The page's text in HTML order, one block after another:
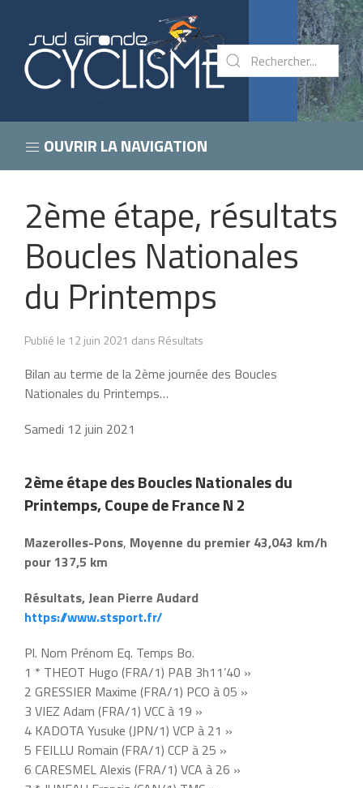
OUVRIR LA NAVIGATION
2ème étape, résultats
Boucles Nationales
du Printemps
Publié le 12 juin 2021 dans Résultats
Bilan au terme de la 2ème journée des Boucles
Nationales du Printemps…
Samedi 12 juin 2021
2ème étape des Boucles Nationales du
Printemps, Coupe de France N 2
Mazerolles-Pons, Moyenne du premier 43,043 km/h
pour 137,5 km
Résultats, Jean Pierre Audard
https://www.stsport.fr/
Pl. Nom Prénom Eq. Temps Bo.
1 * THEOT Hugo (FRA/1) PAB 3h11’40 »
2 GRESSIER Maxime (FRA/1) PCO à 05 »
3 VIEZ Adam (FRA/1) VCC à 19 »
4 KADOTA Yusuke (JPN/1) VCP à 21 »
5 FEILLU Romain (FRA/1) CCP à 25 »
6 CARESMEL Alexis (FRA/1) VCA à 26 »